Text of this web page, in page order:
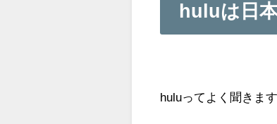
huluは日
huluってよく聞きます